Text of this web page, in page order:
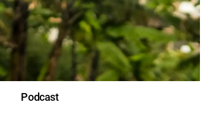
Podcast